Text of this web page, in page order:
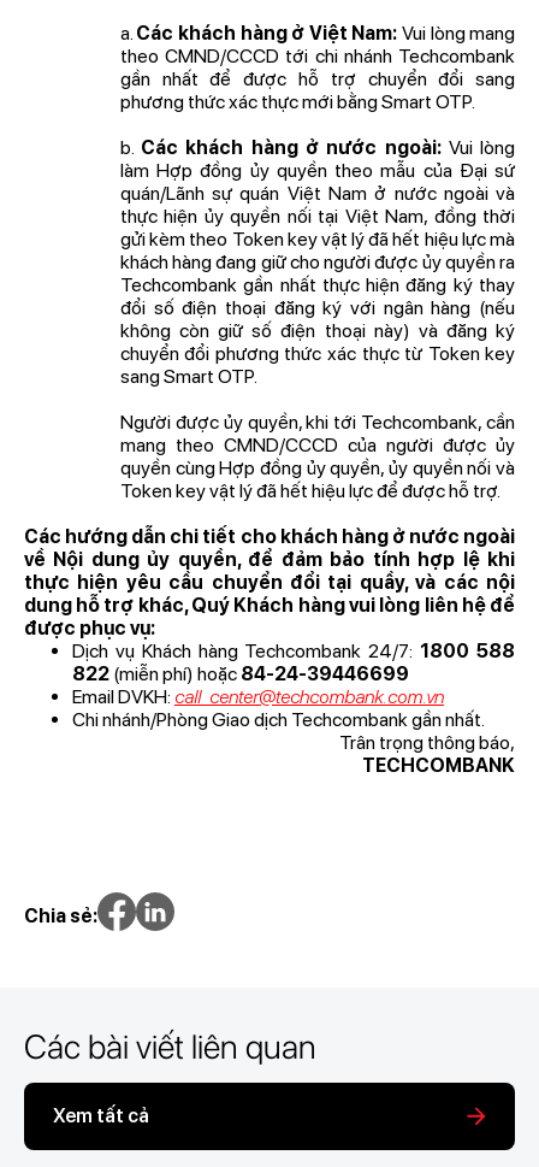
a. Các khách hàng ở Việt Nam: Vui lòng mang
theo CMND/CCCD tới chi nhánh Techcombank
gần nhất để được hỗ trợ chuyển đổi sang
phương thức xác thực mới bằng Smart OTP.
b. Các khách hàng ở nước ngoài:Vui lòng
làm Hợp đồng ủy quyền theo mẫu của Đại sứ
quán/Lãnh sự quán Việt Nam ở nước ngoài và
thực hiện ủy quyền nối tại Việt Nam, đồng thời
gửi kèm theo Token key vật lý đã hết hiệu lực mà
khách hàng đang giữ cho người được ủy quyền ra
Techcombank gần nhất thực hiện đăng ký thay
đổi số điện thoại đăng ký với ngân hàng (nếu
không còn giữ số điện thoại này) và đăng ký
chuyển đổi phương thức xác thực từ Token key
sang Smart OTP.
Người được ủy quyền, khi tới Techcombank, cần
mang theo CMND/CCCD của người được ủy
quyền cùng Hợp đồng ủy quyền, ủy quyền nối và
Token key vật lý đã hết hiệu lực để được hỗ trợ.
Các hướng dẫn chi tiết cho khách hàng ở nước ngoài
về Nội dung ủy quyền, để đảm bảo tính hợp lệ khi
thực hiện yêu cầu chuyển đổi tại quầy, và các nội
dung hỗ trợ khác, Quý Khách hàng vui lòng liên hệ để
được phục vụ:
Dịch vụ Khách hàng Techcombank 24/7: 1800 588
822(miễn phí) hoặc 84-24-39446699
Email DVKH: call_center@techcombank.com.vn
Chi nhánh/Phòng Giao dịch Techcombank gần nhất.
Trân trọng thông báo,
TECHCOMBANK
Chia sẻ:
Các bài viết liên quan
Xem tất cả